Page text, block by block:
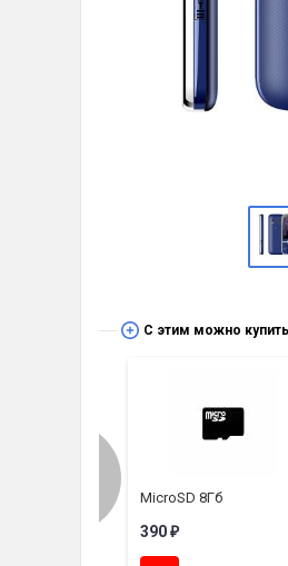
С этим можно
MicroSD 8Гб
390 ₽